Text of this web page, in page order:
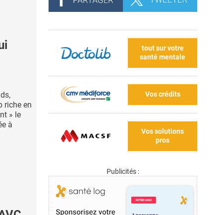
riche en
» le
à
tout sur votre
santé mentale
Vos crédits
Vos solutions
pros
Publicités :